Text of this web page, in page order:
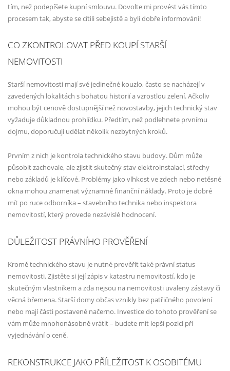
tím, než podepíšete kupní smlouvu. Dovolte mi provést vás tímto
procesem tak, abyste se cítili sebejistě a byli dobře informováni!
CO ZKONTROLOVAT PŘED KOUPÍ STARŠÍ
NEMOVITOSTI
Starší nemovitosti mají své jedinečné kouzlo, často se nacházejí v
zavedených lokalitách s bohatou historií a vzrostlou zelení. Ačkoliv
mohou být cenově dostupnější než novostavby, jejich technický stav
vyžaduje důkladnou prohlídku. Předtím, než podlehnete prvnímu
dojmu, doporučuji udělat několik nezbytných kroků.
Prvním z nich je kontrola technického stavu budovy. Dům může
působit zachovale, ale zjistit skutečný stav elektroinstalací, střechy
nebo základů je klíčové. Problémy jako vlhkost ve zdech nebo netěsné
okna mohou znamenat významné finanční náklady. Proto je dobré
mít po ruce odborníka – stavebního technika nebo inspektora
nemovitostí, který provede nezávislé hodnocení.
DŮLEŽITOST PRÁVNÍHO PROVĚŘENÍ
Kromě technického stavu je nutné prověřit také právní status
nemovitosti. Zjistěte si její zápis v katastru nemovitostí, kdo je
skutečným vlastníkem a zda nejsou na nemovitosti uvaleny zástavy či
věcná břemena. Starší domy občas vznikly bez patřičného povolení
nebo mají části postavené načerno. Investice do tohoto prověření se
vám může mnohonásobně vrátit – budete mít lepší pozici při
vyjednávání o ceně.
REKONSTRUKCE JAKO PŘÍLEŽITOST K OSOBITÉMU